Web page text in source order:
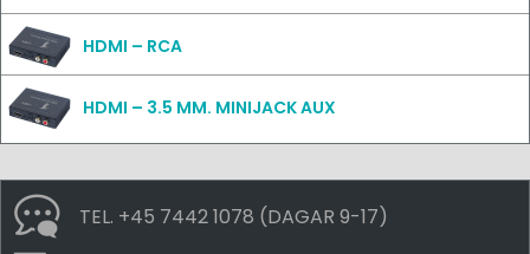
HDMI – RCA
HDMI – 3.5 MM. MINIJACK AUX
TEL. +45 7442 1078 (DAGAR 9-17)